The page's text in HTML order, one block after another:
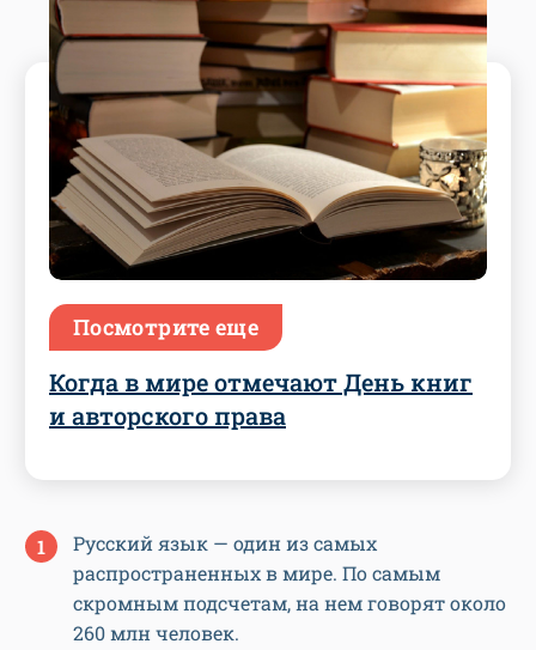
Посмотрите еще
Когда в мире отмечают День книг
и авторского права
Русский язык — один из самых
распространенных в мире. По самым
скромным подсчетам, на нем говорят около
260 млн человек.